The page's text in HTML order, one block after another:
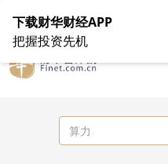
在线客服 关于我们
下载财华财经APP
把握投资先机